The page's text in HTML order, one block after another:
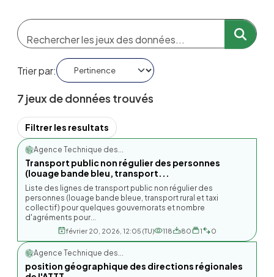
Trier par
7 jeux de données trouvés
Filtrer les resultats
Agence Technique des...
Transport public non régulier des personnes
(louage bande bleu, transport...
Liste des lignes de transport public non régulier des
personnes (louage bande bleue, transport rural et taxi
collectif) pour quelques gouvernorats et nombre
d'agréments pour...
février 20, 2026, 12:05 (TU) 118 80 1 0
Agence Technique des...
position géographique des directions régionales